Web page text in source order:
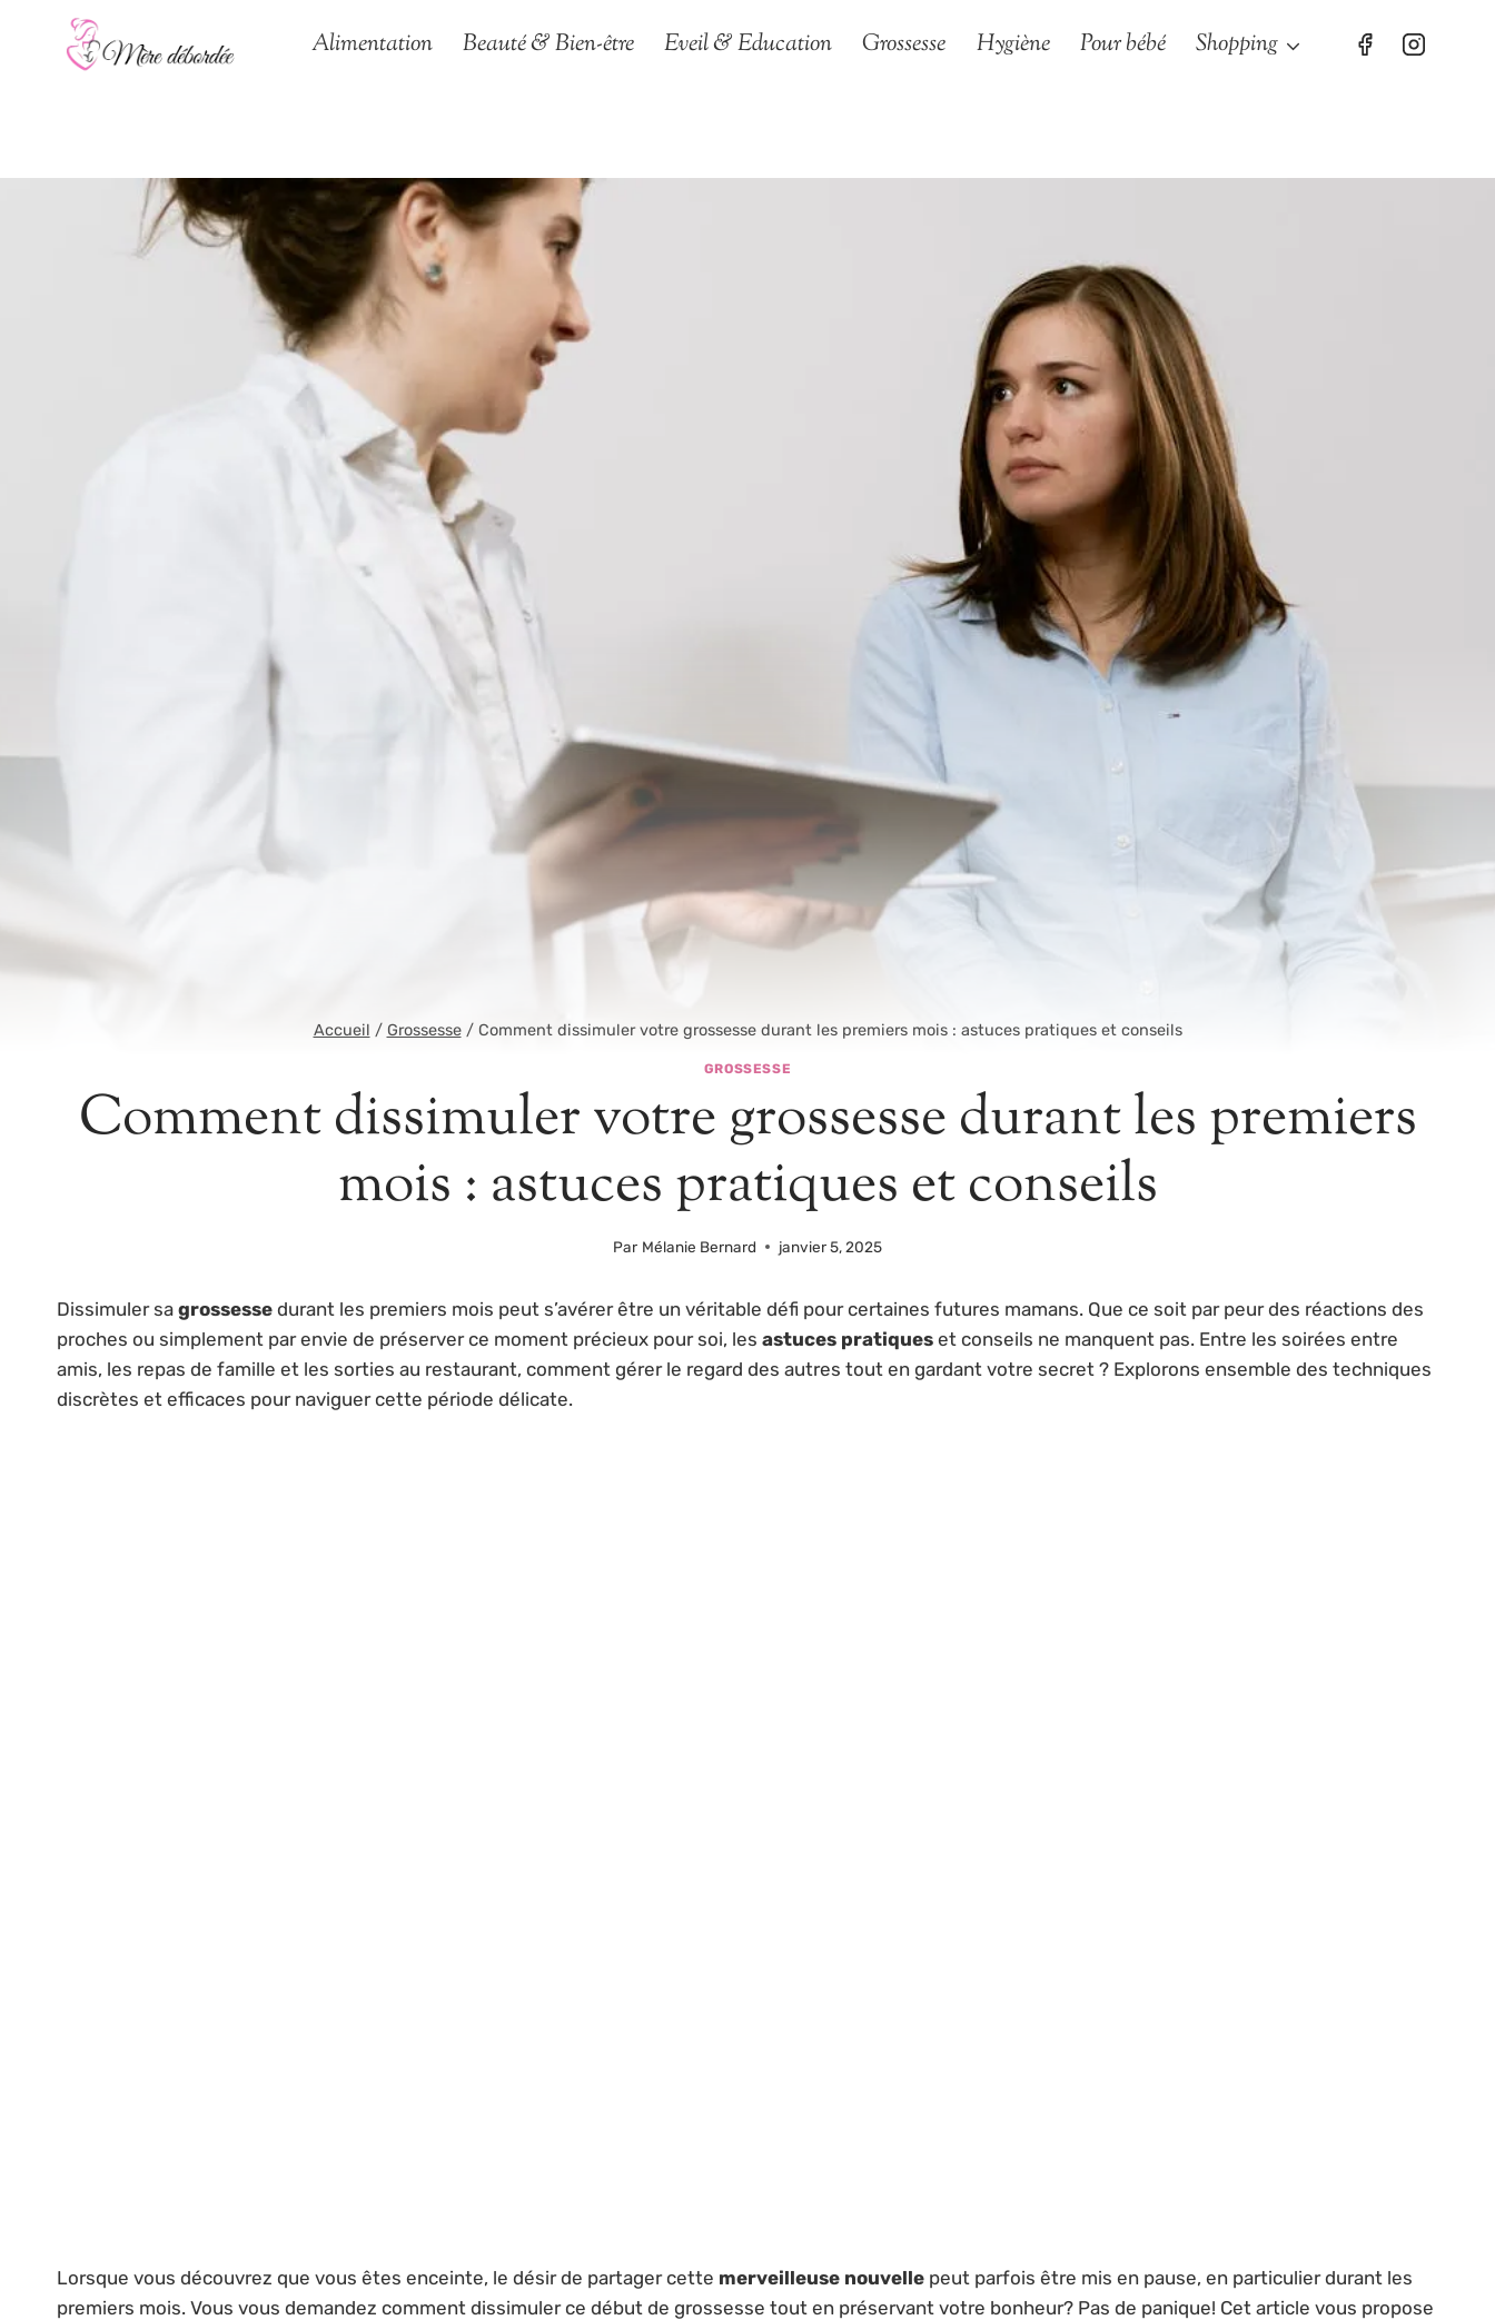
Alimentation Beauté & Bien-être Eveil & Education Grossesse Hygiène Pour bébé Shopping
Accueil / Grossesse / Comment dissimuler votre grossesse durant les premiers mois : astuces pratiques et conseils
GROSSESSE
Comment dissimuler votre grossesse durant les premiers
mois : astuces pratiques et conseils
Par Mélanie Bernard janvier 5, 2025
Dissimuler sa grossesse durant les premiers mois peut s’avérer être un véritable défi pour certaines futures mamans. Que ce soit par peur des réactions des
proches ou simplement par envie de préserver ce moment précieux pour soi, les astuces pratiques et conseils ne manquent pas. Entre les soirées entre
amis, les repas de famille et les sorties au restaurant, comment gérer le regard des autres tout en gardant votre secret ? Explorons ensemble des techniques
discrètes et efficaces pour naviguer cette période délicate.
Lorsque vous découvrez que vous êtes enceinte, le désir de partager cette merveilleuse nouvelle peut parfois être mis en pause, en particulier durant les
premiers mois. Vous vous demandez comment dissimuler ce début de grossesse tout en préservant votre bonheur? Pas de panique! Cet article vous propose